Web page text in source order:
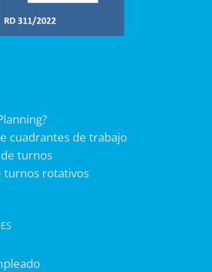
cuadrantes de trabajo
turnos
turnos rotativos